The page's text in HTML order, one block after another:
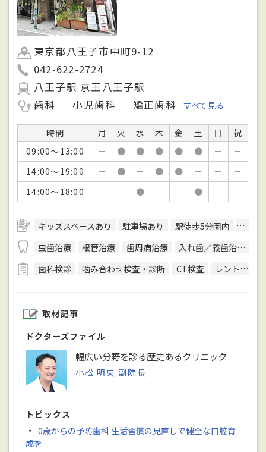
東京都八王子市中町9-12
042-622-2724
八王子駅 京王八王子駅
歯科
小児歯科 矯正歯科 すべて見る
時間 月 火 水 木 金 土 日
祝
09:00～13:00
－ ● ● ● ● ● －
－
14:00～19:00
－ ● － ● ● － －
－
14:00～18:00
－ － ● － － ● － －
キッズスペースあり 駐車場あり 駅徒歩5分圏内
往診可
虫歯治療
根管治療 歯周病治療 入れ歯／義歯治療
歯科検診
噛み合わせ検査・診断 CT検査 レントゲン検査
取材記事
ドクターズファイル
幅広い分野を診る歴史あるクリニック
小松 明央 副院長
トピックス
・ 0歳からの予防歯科 生活習慣の見直しで健全な口腔育
成を